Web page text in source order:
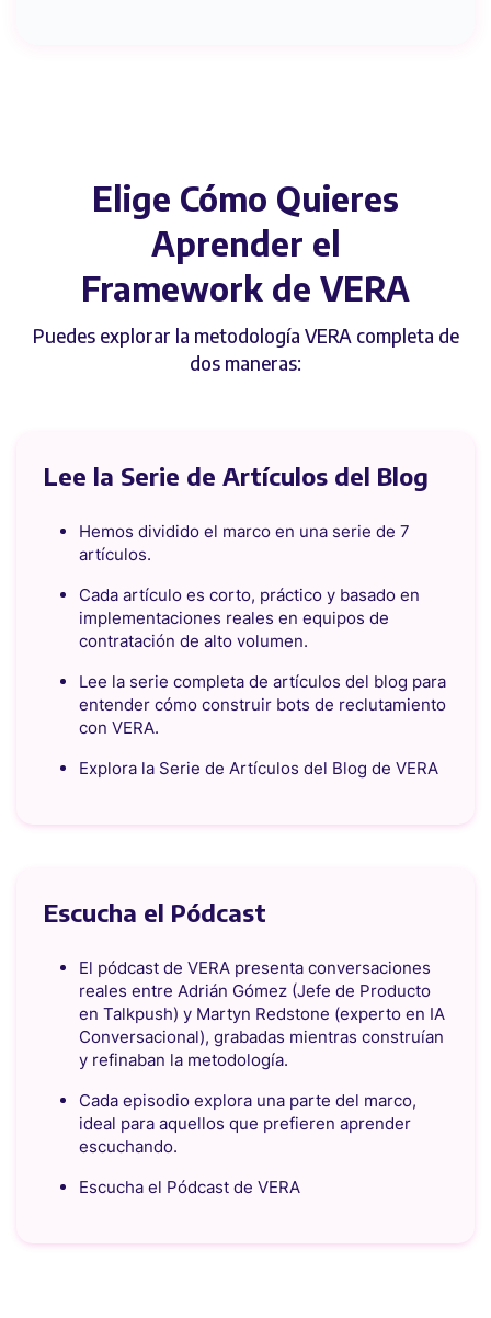
Elige Cómo Quieres
Aprender el
Framework de VERA
Puedes explorar la metodología VERA completa de
dos maneras:
Lee la Serie de Artículos del Blog
Hemos dividido el marco en una serie de 7
artículos.
Cada artículo es corto, práctico y basado en
implementaciones reales en equipos de
contratación de alto volumen.
Lee la serie completa de artículos del blog para
entender cómo construir bots de reclutamiento
con VERA.
Explora la Serie de Artículos del Blog de VERA
Escucha el Pódcast
El pódcast de VERA presenta conversaciones
reales entre Adrián Gómez (Jefe de Producto
en Talkpush) y Martyn Redstone (experto en IA
Conversacional), grabadas mientras construían
y refinaban la metodología.
Cada episodio explora una parte del marco,
ideal para aquellos que prefieren aprender
escuchando.
Escucha el Pódcast de VERA